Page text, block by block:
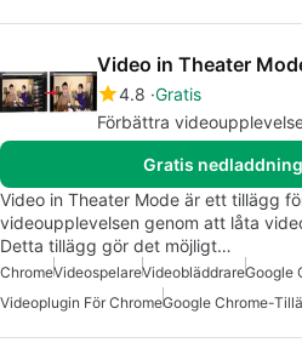
Video in Theater
4.8 Gratis
Förbättra
Gratis
Video in Theater Mode är ett tillägg
videoupplevelsen genom att låta
Detta tillägg gör det möjligt…
ChromeVideospelareVideobläddrareGoogle
Videoplugin För ChromeGoogle Chrome-